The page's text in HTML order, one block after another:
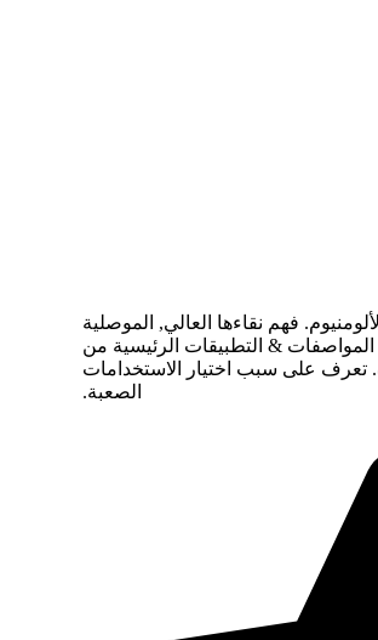
النهائي ل 1100 رقائق الألومنيوم. فهم نقاءها العالي, الموصلية
المواصفات & التطبيقات الرئيسية من
تعرف على سبب اختيار الاستخدامات
الصعبة.